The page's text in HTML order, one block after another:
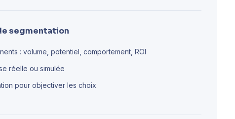
segmentation
: volume, potentiel, comportement, ROI
réelle ou simulée
pour objectiver les choix